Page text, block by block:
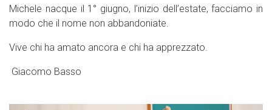
Michele nacque il 1° giugno, l’inizio dell’estate, facciamo in
modo che il nome non abbandoniate.
Vive chi ha amato ancora e chi ha apprezzato.
Giacomo Basso